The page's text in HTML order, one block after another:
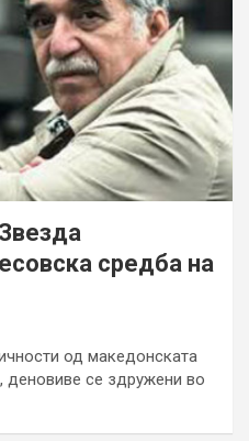
средба на
од македонската
деновиве се здружени во